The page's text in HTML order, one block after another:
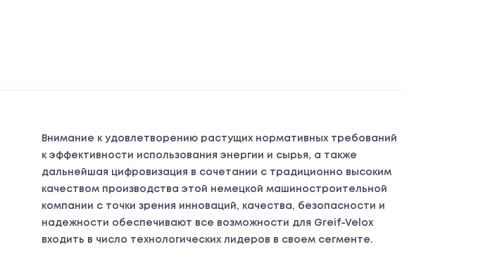
Внимание к удовлетворению растущих нормативных требований
к эффективности использования энергии и сырья, а также
дальнейшая цифровизация в сочетании с традиционно высоким
качеством производства этой немецкой машиностроительной
компании с точки зрения инноваций, качества, безопасности и
надежности обеспечивают все возможности для Greif-Velox
входить в число технологических лидеров в своем сегменте.